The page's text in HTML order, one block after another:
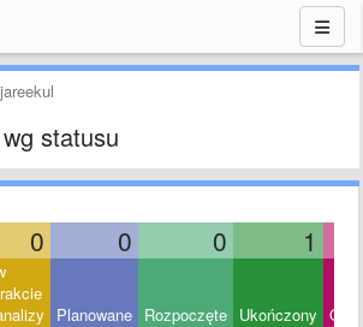
jareekul
statusu
0 0 0 1
Planowane Rozpoczęte Ukończony